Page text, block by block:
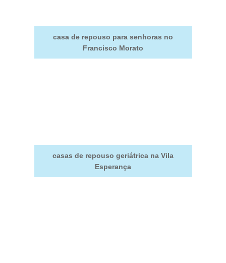
casa de repouso para senhoras no
Francisco Morato
casas de repouso geriátrica na Vila
Esperança